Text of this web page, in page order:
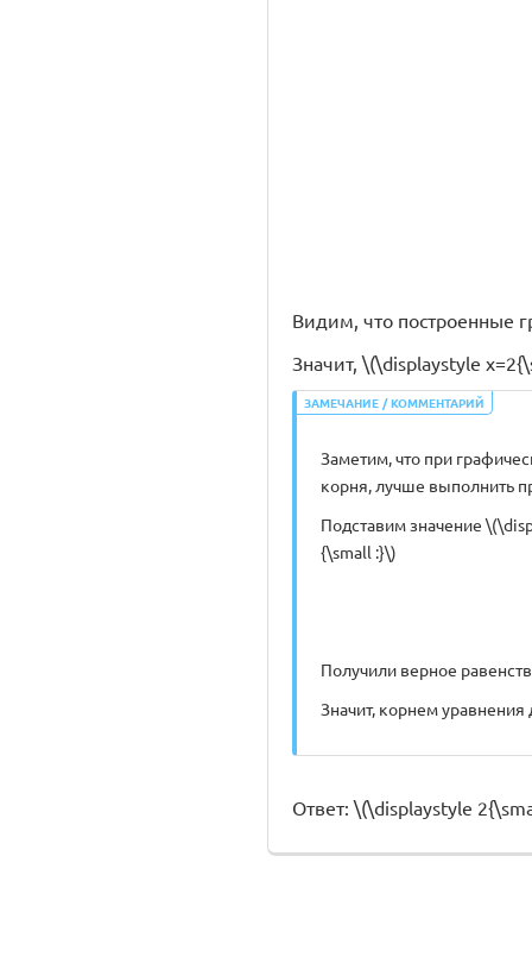
Видим, что построенные
Значит, \(\displaystyle
ЗАМЕЧАНИЕ / КОММЕНТАРИЙ
Заметим, что при
корня, лучше выполнить
Подставим значение
{\small :}\)
Получили верное
Значит, корнем
Ответ: \(\displaystyle